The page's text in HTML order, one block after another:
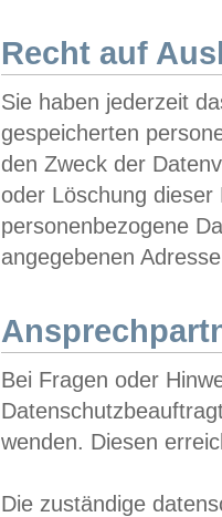
Recht auf
Sie haben jederzeit
gespeicherten
den Zweck der
oder Löschung
personenbezogene
angegebenen
Bei Fragen oder
wenden. Diesen
Die zuständige